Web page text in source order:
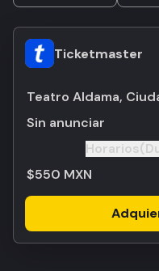
Ticketmaster
Teatro Aldama,
Sin anunciar
Horarios
Toggle
$550 MXN